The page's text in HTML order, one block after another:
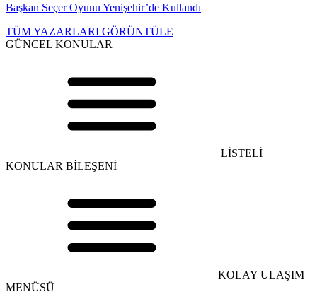
Başkan Seçer Oyunu Yenişehir’de Kullandı
TÜM YAZARLARI GÖRÜNTÜLE
GÜNCEL KONULAR
LİSTELİ
KONULAR BİLEŞENİ
KOLAY ULAŞIM
MENÜSÜ